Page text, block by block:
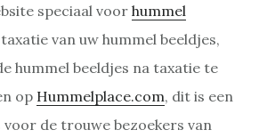
speciaal voor hummel
van uw hummel beeldjes,
hummel beeldjes na taxatie te
op Hummelplace.com, dit is een
de trouwe bezoekers van